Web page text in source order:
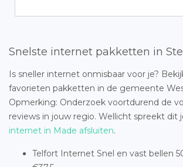
Snelste internet pakketten in
Is sneller internet onmisbaar voor je?
favorieten pakketten in de gemeente
Opmerking: Onderzoek voortdurend de
reviews in jouw regio. Wellicht spreekt dit
internet in Made afsluiten.
Telfort Internet Snel en vast bellen